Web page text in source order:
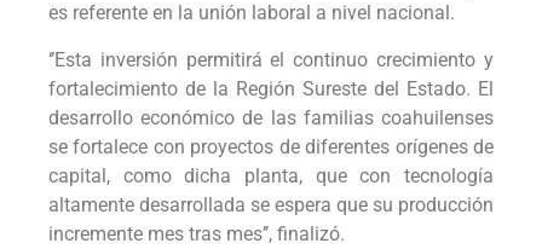
es referente en la unión laboral a nivel nacional.
‘’Esta inversión permitirá el continuo crecimiento y
fortalecimiento de la Región Sureste del Estado. El
desarrollo económico de las familias coahuilenses
se fortalece con proyectos de diferentes orígenes de
capital, como dicha planta, que con tecnología
altamente desarrollada se espera que su producción
incremente mes tras mes’’, finalizó.